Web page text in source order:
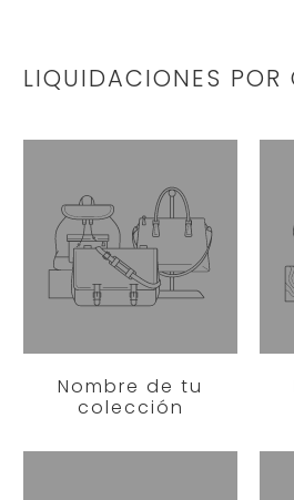
LIQUIDACIONES POR
Nombre de tu
colección